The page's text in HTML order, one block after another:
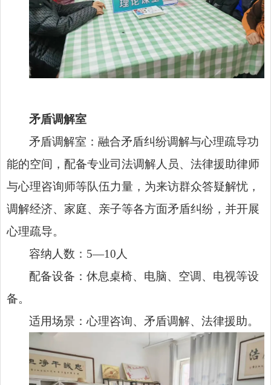
矛盾调解室
矛盾调解室：融合矛盾纠纷调解与心理疏导功
能的空间，配备专业司法调解人员、法律援助律师
与心理咨询师等队伍力量，为来访群众答疑解忧，
调解经济、家庭、亲子等各方面矛盾纠纷，并开展
心理疏导。
容纳人数：5—10人
配备设备：休息桌椅、电脑、空调、电视等设
备。
适用场景：心理咨询、矛盾调解、法律援助。